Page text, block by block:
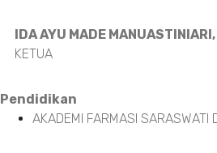
IDA AYU MADE
KETUA
Pendidikan
AKADEMI FARMASI SARASWATI